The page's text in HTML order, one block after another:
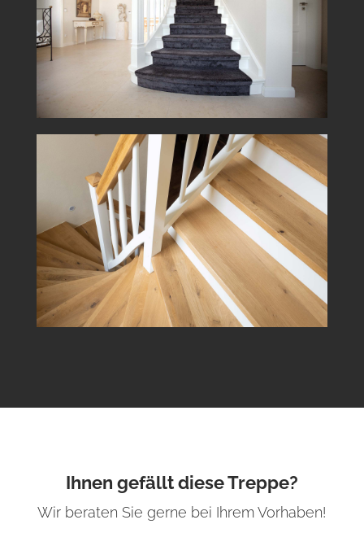
Ihnen gefällt diese Treppe?
Wir beraten Sie gerne bei Ihrem Vorhaben!